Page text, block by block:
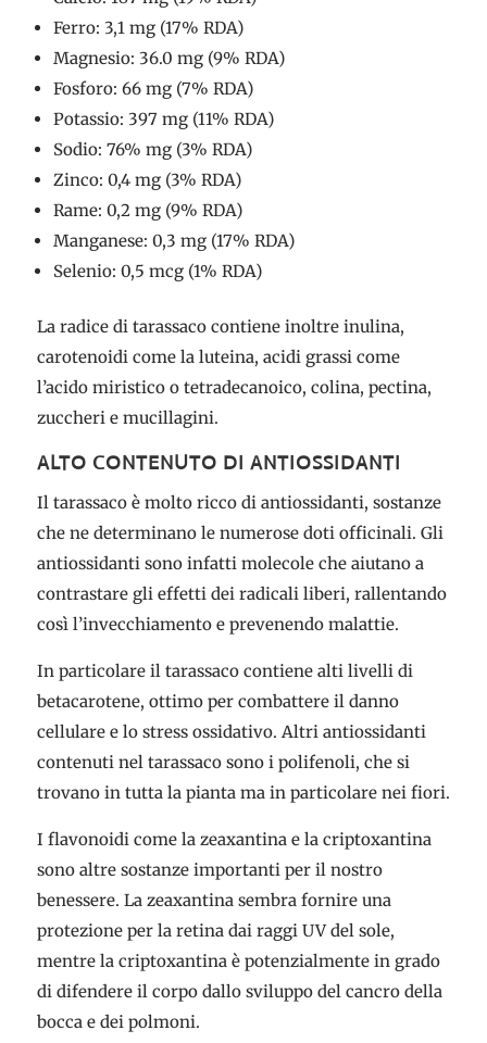
Ferro: 3,1 mg (17% RDA)
Magnesio: 36.0 mg (9% RDA)
Fosforo: 66 mg (7% RDA)
Potassio: 397 mg (11% RDA)
Sodio: 76% mg (3% RDA)
Zinco: 0,4 mg (3% RDA)
Rame: 0,2 mg (9% RDA)
Manganese: 0,3 mg (17% RDA)
Selenio: 0,5 mcg (1% RDA)
La radice di tarassaco contiene inoltre inulina,
carotenoidi come la luteina, acidi grassi come
l’acido miristico o tetradecanoico, colina, pectina,
zuccheri e mucillagini.
ALTO CONTENUTO DI ANTIOSSIDANTI
Il tarassaco è molto ricco di antiossidanti, sostanze
che ne determinano le numerose doti officinali. Gli
antiossidanti sono infatti molecole che aiutano a
contrastare gli effetti dei radicali liberi, rallentando
così l’invecchiamento e prevenendo malattie.
In particolare il tarassaco contiene alti livelli di
betacarotene, ottimo per combattere il danno
cellulare e lo stress ossidativo. Altri antiossidanti
contenuti nel tarassaco sono i polifenoli, che si
trovano in tutta la pianta ma in particolare nei fiori.
I flavonoidi come la zeaxantina e la criptoxantina
sono altre sostanze importanti per il nostro
benessere. La zeaxantina sembra fornire una
protezione per la retina dai raggi UV del sole,
mentre la criptoxantina è potenzialmente in grado
di difendere il corpo dallo sviluppo del cancro della
bocca e dei polmoni.